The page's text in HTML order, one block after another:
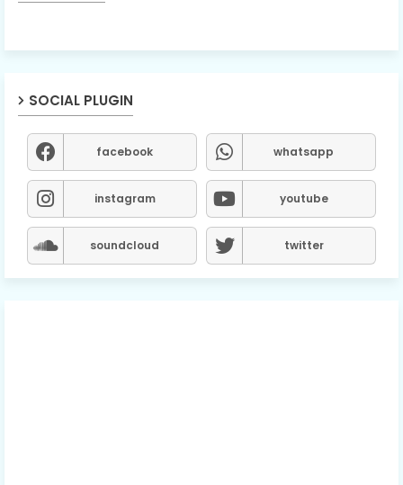
SOCIAL PLUGIN
facebook whatsapp
instagram youtube
soundcloud twitter